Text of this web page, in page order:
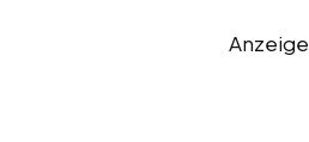
Anzeige